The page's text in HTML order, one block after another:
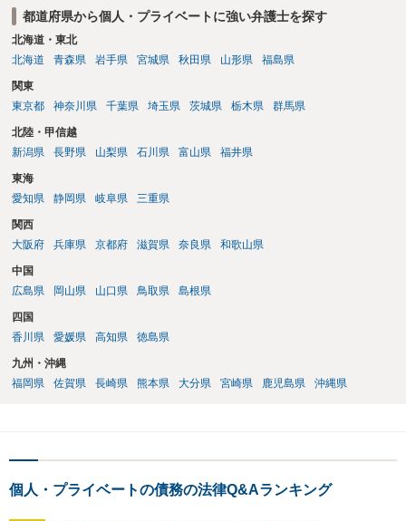
都道府県から個人・プライベートに強い弁護士を探す
北海道・東北
北海道
青森県 岩手県 宮城県 秋田県 山形県 福島県
関東
東京都
神奈川県 千葉県 埼玉県 茨城県 栃木県 群馬県
北陸・甲信越
新潟県
長野県 山梨県 石川県 富山県 福井県
東海
愛知県
静岡県 岐阜県 三重県
関西
大阪府
兵庫県 京都府 滋賀県 奈良県 和歌山県
中国
広島県
岡山県 山口県 鳥取県 島根県
四国
香川県
愛媛県 高知県 徳島県
九州・沖縄
福岡県
佐賀県 長崎県 熊本県 大分県 宮崎県 鹿児島県 沖縄県
個人・プライベートの債務の法律Q&Aランキング